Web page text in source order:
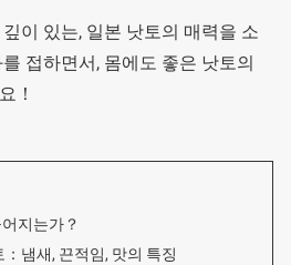
이 있는, 일본 낫토의 매력을 소
접하면서, 몸에도 좋은 낫토의
！
지는가？
냄새, 끈적임, 맛의 특징